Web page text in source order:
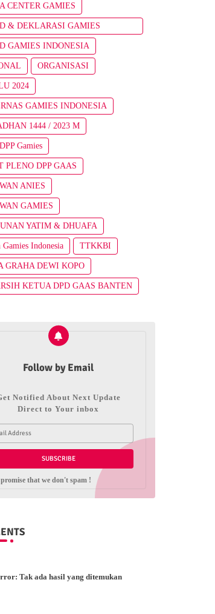
CENTER GAMIES
& DEKLARASI GAMIES
GAMIES INDONESIA
ORGANISASI
2024
GAMIES INDONESIA
1444 / 2023 M
Gamies
PLENO DPP GAAS
ANIES
GAMIES
YATIM & DHUAFA
Gamies Indonesia TTKKBI
GRAHA DEWI KOPO
KETUA DPD GAAS BANTEN
Follow by Email
Notified About Next Update
Direct to Your inbox
that we don't spam !
Tak ada hasil yang ditemukan